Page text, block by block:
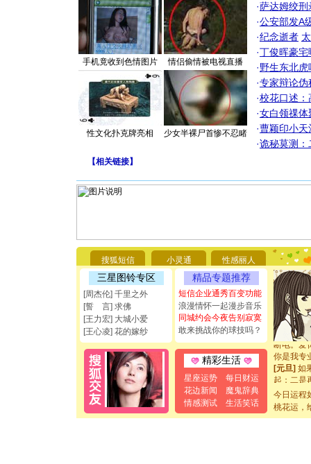
手机竟收到色情图片 情侣偷情被电视直播
性文化扑克牌亮相 少女半裸尸首惨不忍睹
·萨达姆绞刑
·公安部发A
·纪念逝者
·丁俊晖豪
·野生东北
·专家辩论伪
·校花口述：
·女白领祼体
·曹颖印小天
·诡秘莫测：
【相关链接】
搜狐短信 小灵通 性感丽人
三星图铃专区
[周杰伦] 千里之外
[誓 言] 求佛
[王力宏] 大城小爱
[王心凌] 花的嫁纱
精品专题推荐
短信企业通秀百变功能
浪漫情怀一起漫步音乐
同城约会今夜告别寂寞
敢来挑战你的球技吗？
精彩生活
星座运势
每日财运
花边新闻
魔鬼辞典
情感测试
生活笑话
你太多，
要平安
[圣诞节]
能正大光
都要快乐
[圣诞节]
如意,快
[元旦]看
断电。爱
你是我专
[元旦]如
起；二是
[元旦]当
泣，这痛
今日运程
桃花运，